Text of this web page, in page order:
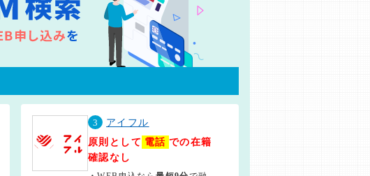
3
アイフル
原則として 電話 での在籍
確認なし